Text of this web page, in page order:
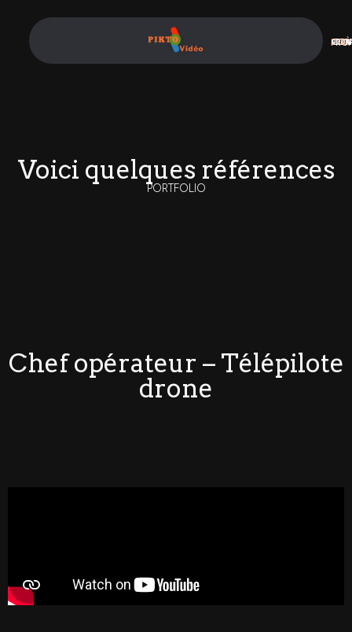
À
Voici quelques références
PORTFOLIO
Chef opérateur – Télépilote
drone